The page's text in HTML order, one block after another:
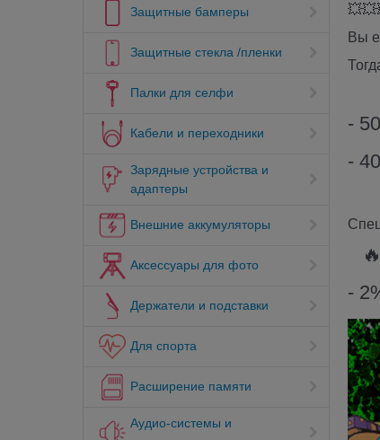
Защитные бамперы
Защитные стекла /пленки
Палки для селфи
Кабели и переходники
Зарядные устройства и
адаптеры
Внешние аккумуляторы
Аксессуары для фото
Держатели и подставки
Для спорта
Расширение памяти
Аудио-системы и
Вы
-
-
-